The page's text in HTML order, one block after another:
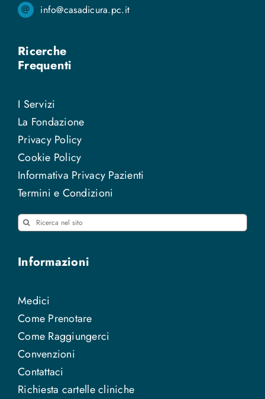
info@casadicura.pc.it
Ricerche
Frequenti
I Servizi
La Fondazione
Privacy Policy
Cookie Policy
Informativa Privacy Pazienti
Termini e Condizioni
Cerca
Informazioni
Medici
Come Prenotare
Come Raggiungerci
Convenzioni
Contattaci
Richiesta cartelle cliniche